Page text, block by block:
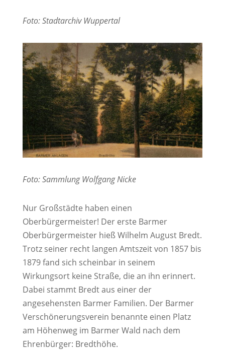
Foto: Stadtarchiv Wuppertal
Foto: Sammlung Wolfgang Nicke
Nur Großstädte haben einen
Oberbürgermeister! Der erste Barmer
Oberbürgermeister hieß Wilhelm August Bredt.
Trotz seiner recht langen Amtszeit von 1857 bis
1879 fand sich scheinbar in seinem
Wirkungsort keine Straße, die an ihn erinnert.
Dabei stammt Bredt aus einer der
angesehensten Barmer Familien. Der Barmer
Verschönerungsverein benannte einen Platz
am Höhenweg im Barmer Wald nach dem
Ehrenbürger: Bredthöhe.